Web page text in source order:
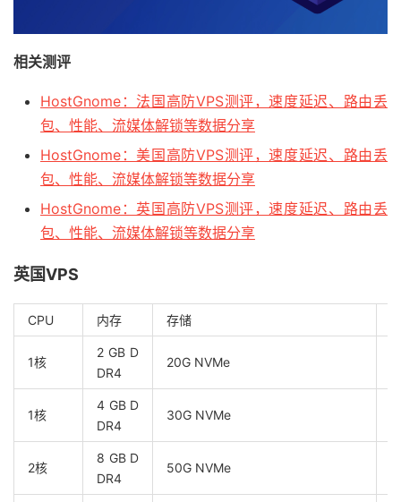
相关测评
HostGnome：法国高防VPS测评，速度延迟、路由丢
包、性能、流媒体解锁等数据分享
HostGnome：美国高防VPS测评，速度延迟、路由丢
包、性能、流媒体解锁等数据分享
HostGnome：英国高防VPS测评，速度延迟、路由丢
包、性能、流媒体解锁等数据分享
英国VPS
CPU 内存 存储
1核
2 GB D
DR4
20G NVMe
1核
4 GB D
DR4
30G NVMe
2核
8 GB D
DR4
50G NVMe